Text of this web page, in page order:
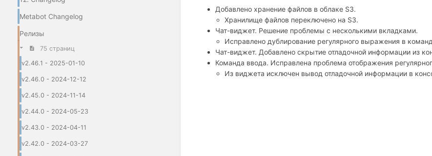
Metabot Changelog
Релизы
75 страниц
v2.46.1 - 2025-01-10
v2.46.0 - 2024-12-12
v2.45.0 - 2024-11-14
v2.44.0 - 2024-05-23
v2.43.0 - 2024-04-11
v2.42.0 - 2024-03-27
Добавлено хранение файлов в облаке S3.
Хранилище файлов переключено на S3.
Чат-виджет. Решение проблемы с несколькими вкладками.
Исправлено дублирование регулярного выражения в
Чат-виджет. Добавлено скрытие отладочной информации из
Команда ввода. Исправлена проблема отображения
Из виджета исключен вывод отладочной информации в